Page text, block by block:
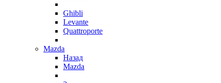
Ghibli
Levante
Quattroporte
Mazda
Назад
Mazda